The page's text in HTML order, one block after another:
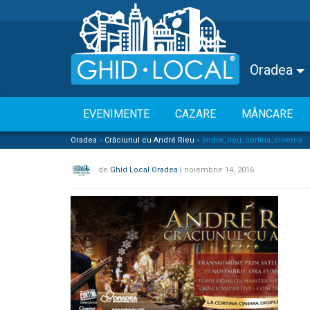
Oradea
EVENIMENTE CAZARE MÂNCARE
Oradea » Crăciunul cu André Rieu » andre_rieu_cortina_cinema
de Ghid Local Oradea | noiembrie 14, 2016